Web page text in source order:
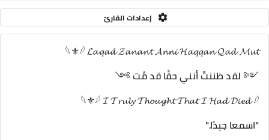
إعدادات القارئ
𓆩⚜𓆪 𝓛𝓪𝓺𝓪𝓭 𝓩𝓪𝓷𝓪𝓷𝓽 𝓐𝓷𝓷𝓲 𝓗𝓪𝓺𝓺𝓪𝓷 𝓠𝓪𝓭 𝓜𝓾𝓽
༺ لقد ظننتُ أنني حقًا قد مُت ༻
𓆩⚜𓆪 𝓘 𝓣𝓻𝓾𝓵𝔂 𝓣𝓱𝓸𝓾𝓰𝓱𝓽 𝓣𝓱𝓪𝓽 𝓘 𝓗𝓪𝓭 𝓓𝓲𝓮𝓭 𓆪
"اسمعا جيدًا."